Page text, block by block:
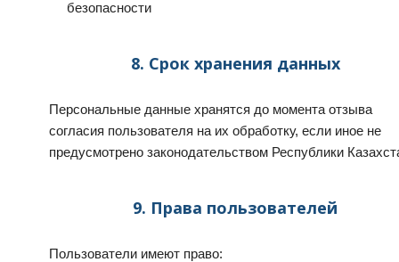
безопасности
8. Срок хранения данных
Персональные данные хранятся до момента отзыва
согласия пользователя на их обработку, если иное не
предусмотрено законодательством Республики
9. Права пользователей
Пользователи имеют право: